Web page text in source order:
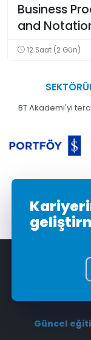
Business
and
Eğitimi
12 Saat (2 Gün)
BT Akademi'yi
Güncel